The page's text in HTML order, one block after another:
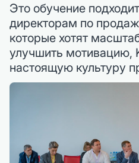
Это обучение
директорам по
которые хотят
улучшить мотивацию,
настоящую культуру